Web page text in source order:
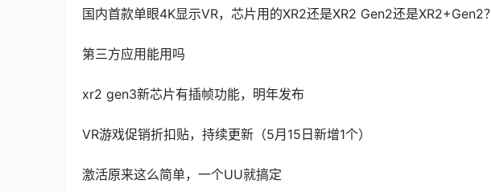
国内首款单眼4K显示VR，芯片用的XR2还是XR2 Gen2还是XR2+Gen2？
第三方应用能用吗
xr2 gen3新芯片有插帧功能，明年发布
VR游戏促销折扣贴，持续更新（5月15日新增1个）
激活原来这么简单，一个UU就搞定